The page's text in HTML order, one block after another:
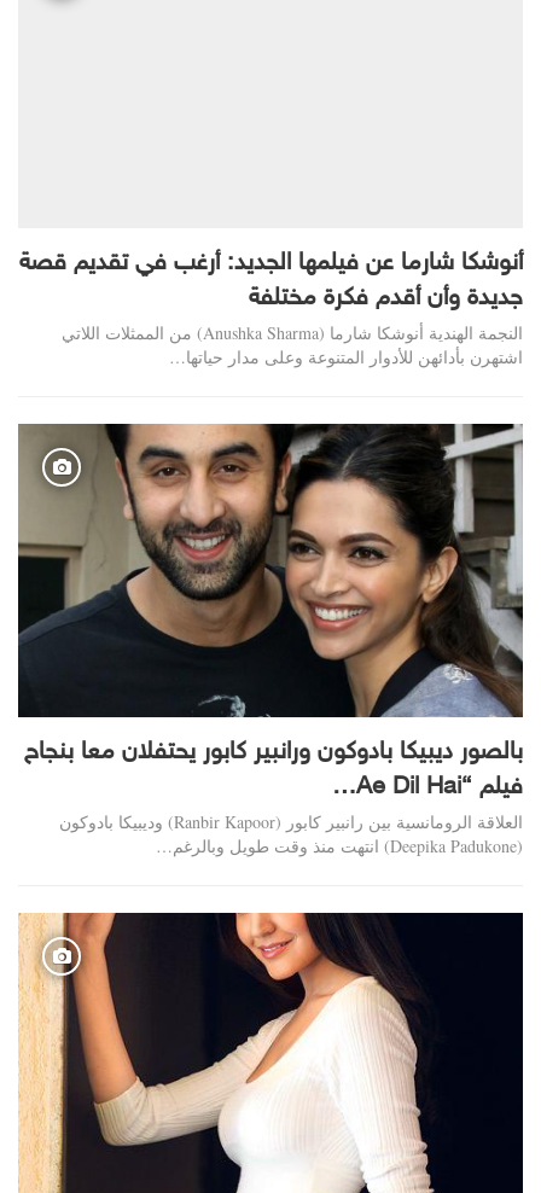
أنوشكا شارما عن فيلمها الجديد: أرغب في تقديم قصة
جديدة وأن أقدم فكرة مختلفة
النجمة الهندية أنوشكا شارما (Anushka Sharma) من الممثلات اللاتي
اشتهرن بأدائهن للأدوار المتنوعة وعلى مدار حياتها…
بالصور ديبيكا بادوكون ورانبير كابور يحتفلان معا بنجاح
فيلم “Ae Dil Hai…
العلاقة الرومانسية بين رانبير كابور (Ranbir Kapoor) وديبيكا بادوكون
(Deepika Padukone) انتهت منذ وقت طويل وبالرغم…